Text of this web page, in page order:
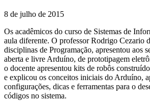
8 de julho de 2015
Os acadêmicos do curso de Sistemas de
aula diferente. O professor Rodrigo Cezario
disciplinas de Programação, apresentou aos
aberta e livre Arduíno, de prototipagem
o docente apresentou kits de robôs
e explicou os conceitos iniciais do Arduíno,
configurações, dicas e ferramentas para o
códigos no sistema.